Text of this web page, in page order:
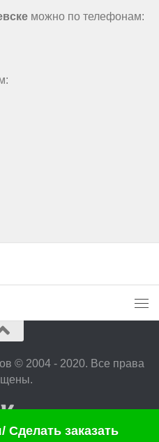
можно по телефонам:
© 2004 - 2020. Все права
Сделать заказать